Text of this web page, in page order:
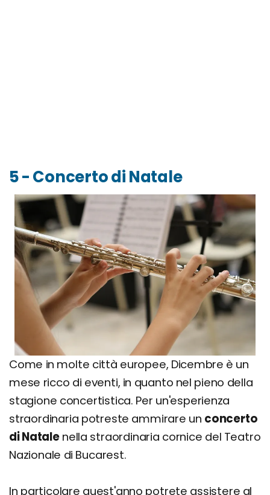
5 - Concerto di Natale
Come in molte città europee, Dicembre è un
mese ricco di eventi, in quanto nel pieno della
stagione concertistica. Per un'esperienza
straordinaria potreste ammirare un concerto
di Natalenella straordinaria cornice del Teatro
Nazionale di Bucarest.
In particolare quest'anno potrete assistere al